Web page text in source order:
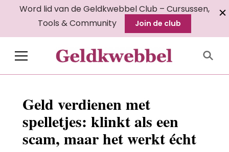
Word lid van de Geldkwebbel Club – Cursussen,
Tools & Community
Join de club
Geldkwebbel
Geld verdienen met
spelletjes: klinkt als een
scam, maar het werkt écht